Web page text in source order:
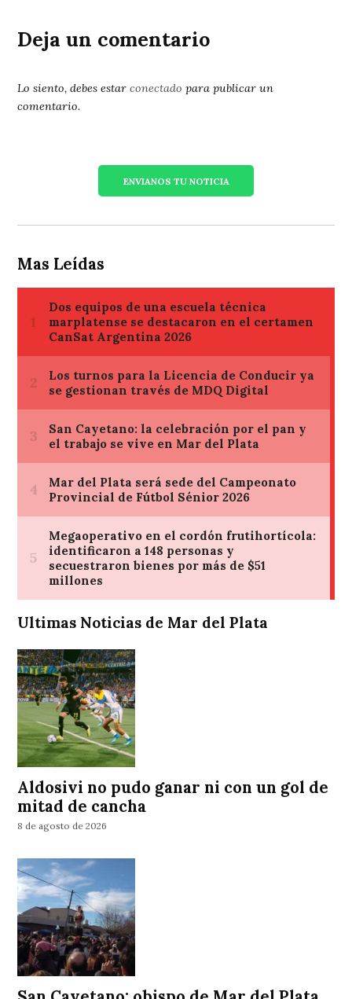
Deja un comentario
Lo siento, debes estarconectado para publicar un
comentario.
ENVIANOS TU NOTICIA
Mas Leídas
Ultimas Noticias de Mar del Plata
Aldosivi no pudo ganar ni con un gol de
mitad de cancha
8 de agosto de 2026